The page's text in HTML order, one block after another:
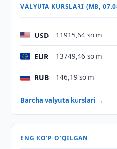
VALYUTA KURSLARI (MB,
USD 11915,64 so'm
EUR 13749,46 so'm
RUB 146,19 so'm
Barcha valyuta kurslari →
ENG KO'P O'QILGAN